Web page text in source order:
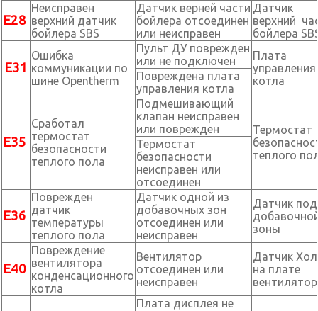
Е28
Неисправен
верхний датчик
бойлера SBS
Датчик верней части
бойлера отсоединен
или неисправен
Датчик
верхний
бойлера
Е31
Ошибка
коммуникации по
шине Opentherm
Пульт ДУ поврежден
или не подключен
Плата
управления
котла
Повреждена плата
управления котла
Е35
Сработал
термостат
безопасности
теплого пола
Подмешивающий
клапан неисправен
или поврежден
Термостат
теплого
Термостат
безопасности
неисправен или
отсоединен
Е36
Поврежден
датчик
температуры
теплого пола
Датчик одной из
добавочных зон
отсоединен или
неисправен
Датчик
зоны
Е40
Повреждение
вентилятора
конденсационного
котла
Вентилятор
отсоединен или
неисправен
Датчик
на плате
Плата дисплея не